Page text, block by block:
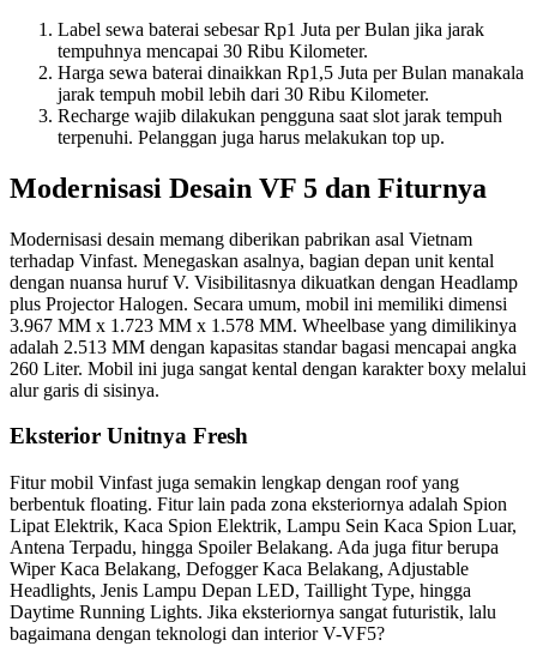
Label sewa baterai sebesar Rp1 Juta per Bulan jika jarak
tempuhnya mencapai 30 Ribu Kilometer.
Harga sewa baterai dinaikkan Rp1,5 Juta per Bulan manakala
jarak tempuh mobil lebih dari 30 Ribu Kilometer.
Recharge wajib dilakukan pengguna saat slot jarak tempuh
terpenuhi. Pelanggan juga harus melakukan top up.
Modernisasi Desain VF 5 dan Fiturnya
Modernisasi desain memang diberikan pabrikan asal Vietnam
terhadap Vinfast. Menegaskan asalnya, bagian depan unit kental
dengan nuansa huruf V. Visibilitasnya dikuatkan dengan Headlamp
plus Projector Halogen. Secara umum, mobil ini memiliki dimensi
3.967 MM x 1.723 MM x 1.578 MM. Wheelbase yang dimilikinya
adalah 2.513 MM dengan kapasitas standar bagasi mencapai angka
260 Liter. Mobil ini juga sangat kental dengan karakter boxy melalui
alur garis di sisinya.
Eksterior Unitnya Fresh
Fitur mobil Vinfast juga semakin lengkap dengan roof yang
berbentuk floating. Fitur lain pada zona eksteriornya adalah Spion
Lipat Elektrik, Kaca Spion Elektrik, Lampu Sein Kaca Spion Luar,
Antena Terpadu, hingga Spoiler Belakang. Ada juga fitur berupa
Wiper Kaca Belakang, Defogger Kaca Belakang, Adjustable
Headlights, Jenis Lampu Depan LED, Taillight Type, hingga
Daytime Running Lights. Jika eksteriornya sangat futuristik, lalu
bagaimana dengan teknologi dan interior V-VF5?